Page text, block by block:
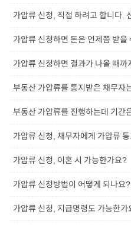
가압류 신청, 직접 하려고 합니다.
가압류 신청하면 돈은 언제쯤 받을
가압류 신청하면 결과가 나올 때
부동산 가압류를 통지받은 채무자
부동산 가압류를 진행하는데 기간
가압류 신청, 채무자에게 가압류
가압류 신청, 이혼 시 가능한가요?
가압류 신청방법이 어떻게 되나요?
가압류 신청, 지급명령도 가능한가